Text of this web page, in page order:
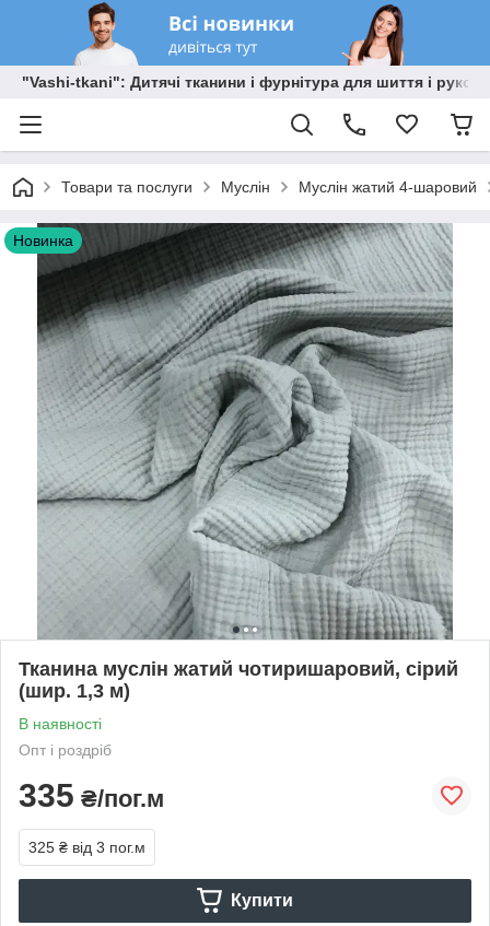
"Vashi-tkani": Дитячі тканини і фурнітура для шиття і
Товари та послуги Муслін Муслін жатий 4-шаровий
Новинка
Тканина муслін жатий чотиришаровий, сірий
(шир. 1,3 м)
В наявності
Опт і роздріб
335 ₴/пог.м
325 ₴ від 3 пог.м
Купити